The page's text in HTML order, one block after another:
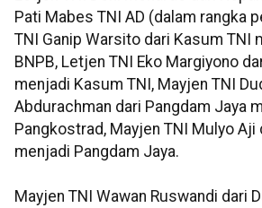
Pati Mabes TNI AD (dalam rangka
TNI Ganip Warsito dari Kasum TNI
BNPB, Letjen TNI Eko Margiyono
menjadi Kasum TNI, Mayjen TNI
Abdurachman dari Pangdam Jaya
Pangkostrad, Mayjen TNI Mulyo Aji
menjadi Pangdam Jaya.
Mayjen TNI Wawan Ruswandi dari